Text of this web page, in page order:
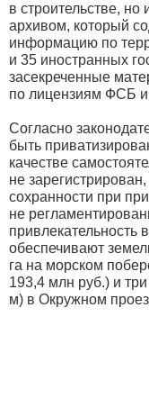
в строительстве, но
архивом, который
информацию по
и 35 иностранных
засекреченные
по лицензиям ФСБ
Согласно
быть
качестве
не
сохранности при
не
привлекательность
обеспечивают
га на морском
193,4 млн руб.) и
м) в Окружном